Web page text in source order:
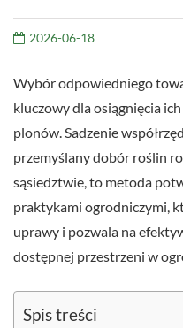
2026-06-18
Wybór odpowiedniego
kluczowy dla osiągnięcia
plonów. Sadzenie
przemyślany dobór roślin
sąsiedztwie, to metoda
praktykami ogrodniczymi,
uprawy i pozwala na
dostępnej przestrzeni w
Spis treści